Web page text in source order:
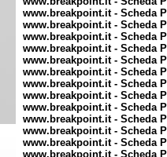
www.breakpoint.it - Scheda
www.breakpoint.it - Scheda
www.breakpoint.it - Scheda
www.breakpoint.it - Scheda
www.breakpoint.it - Scheda
www.breakpoint.it - Scheda
www.breakpoint.it - Scheda
www.breakpoint.it - Scheda
www.breakpoint.it - Scheda
www.breakpoint.it - Scheda
www.breakpoint.it - Scheda
www.breakpoint.it - Scheda
www.breakpoint.it - Scheda